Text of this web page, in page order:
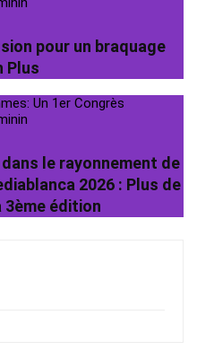
pour un braquage
Plus
le rayonnement de
2026 : Plus de
édition